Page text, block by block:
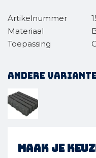
Artikelnummer
Materiaal
Toepassing
Andere
Maak je